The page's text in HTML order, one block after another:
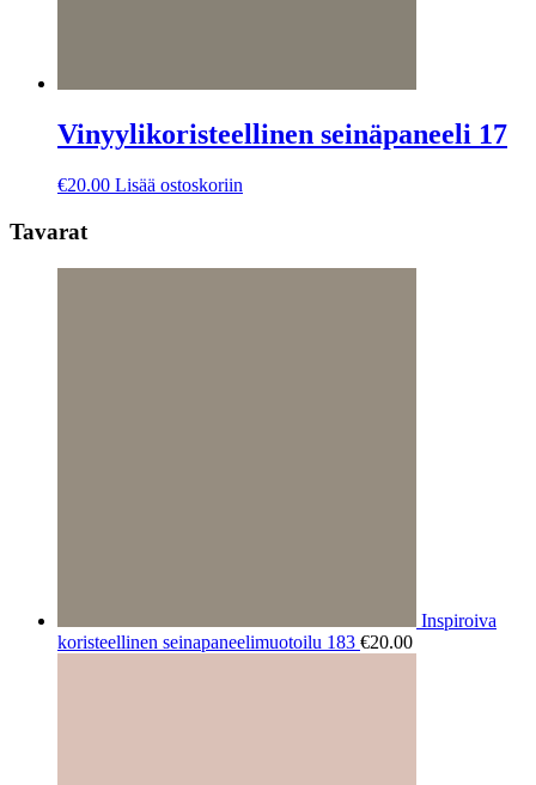
Vinyylikoristeellinen seinäpaneeli 17
€20.00 Lisää ostoskoriin
Tavarat
Inspiroiva
koristeellinen seinapaneelimuotoilu 183 €20.00